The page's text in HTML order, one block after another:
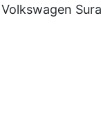
Volkswagen